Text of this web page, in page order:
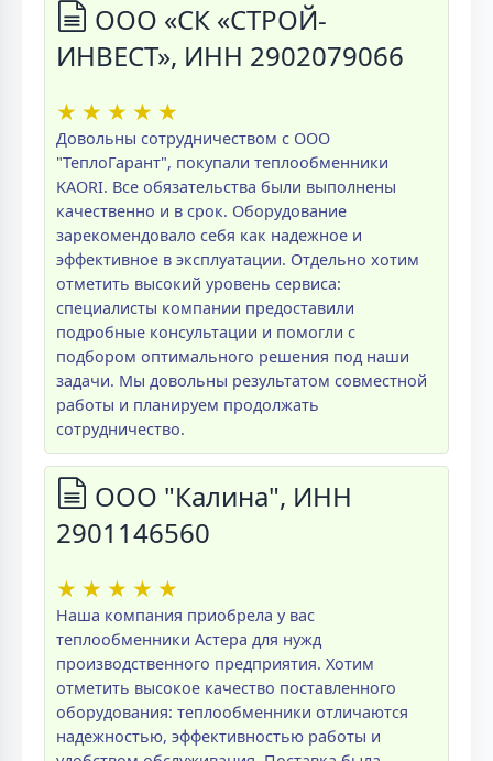
ООО «СК «СТРОЙ-
ИНВЕСТ», ИНН 2902079066
★ ★ ★ ★ ★
Довольны сотрудничеством с ООО
"ТеплоГарант", покупали теплообменники
KAORI. Все обязательства были выполнены
качественно и в срок. Оборудование
зарекомендовало себя как надежное и
эффективное в эксплуатации. Отдельно хотим
отметить высокий уровень сервиса:
специалисты компании предоставили
подробные консультации и помогли с
подбором оптимального решения под наши
задачи. Мы довольны результатом совместной
работы и планируем продолжать
сотрудничество.
ООО "Калина", ИНН
2901146560
★ ★ ★ ★ ★
Наша компания приобрела у вас
теплообменники Астера для нужд
производственного предприятия. Хотим
отметить высокое качество поставленного
оборудования: теплообменники отличаются
надежностью, эффективностью работы и